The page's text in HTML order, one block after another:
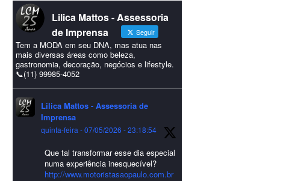
Lilica Mattos - Assessoria
de Imprensa
Seguir
Tem a MODA em seu DNA, mas atua nas
mais diversas áreas como beleza,
gastronomia, decoração, negócios e lifestyle.
📞(11) 99985-4052
Lilica Mattos - Assessoria de
Imprensa
quinta-feira - 07/05/2026 - 23:18:54
Que tal transformar esse dia especial
numa experiência inesquecível?
http://www.motoristasaopaulo.com.br